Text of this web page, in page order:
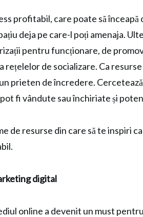
profitabil, care poate să înceapă
deja pe care-l poți amenaja.
pentru funcționare, de
rețelelor de socializare. Ca
prieten de încredere.
fi vândute sau închiriate și
de resurse din care să te inspiri
digital
online a devenit un must